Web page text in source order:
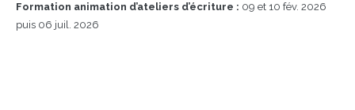
Formation animation d’ateliers d’écriture : 09 et 10 fév. 2026
puis 06 juil. 2026